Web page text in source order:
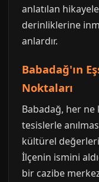
anlatılan
derinliklerine
anlardır.
Babadağ'ın
Noktaları
Babadağ, her
tesislerle
kültürel
İlçenin ismini
bir cazibe